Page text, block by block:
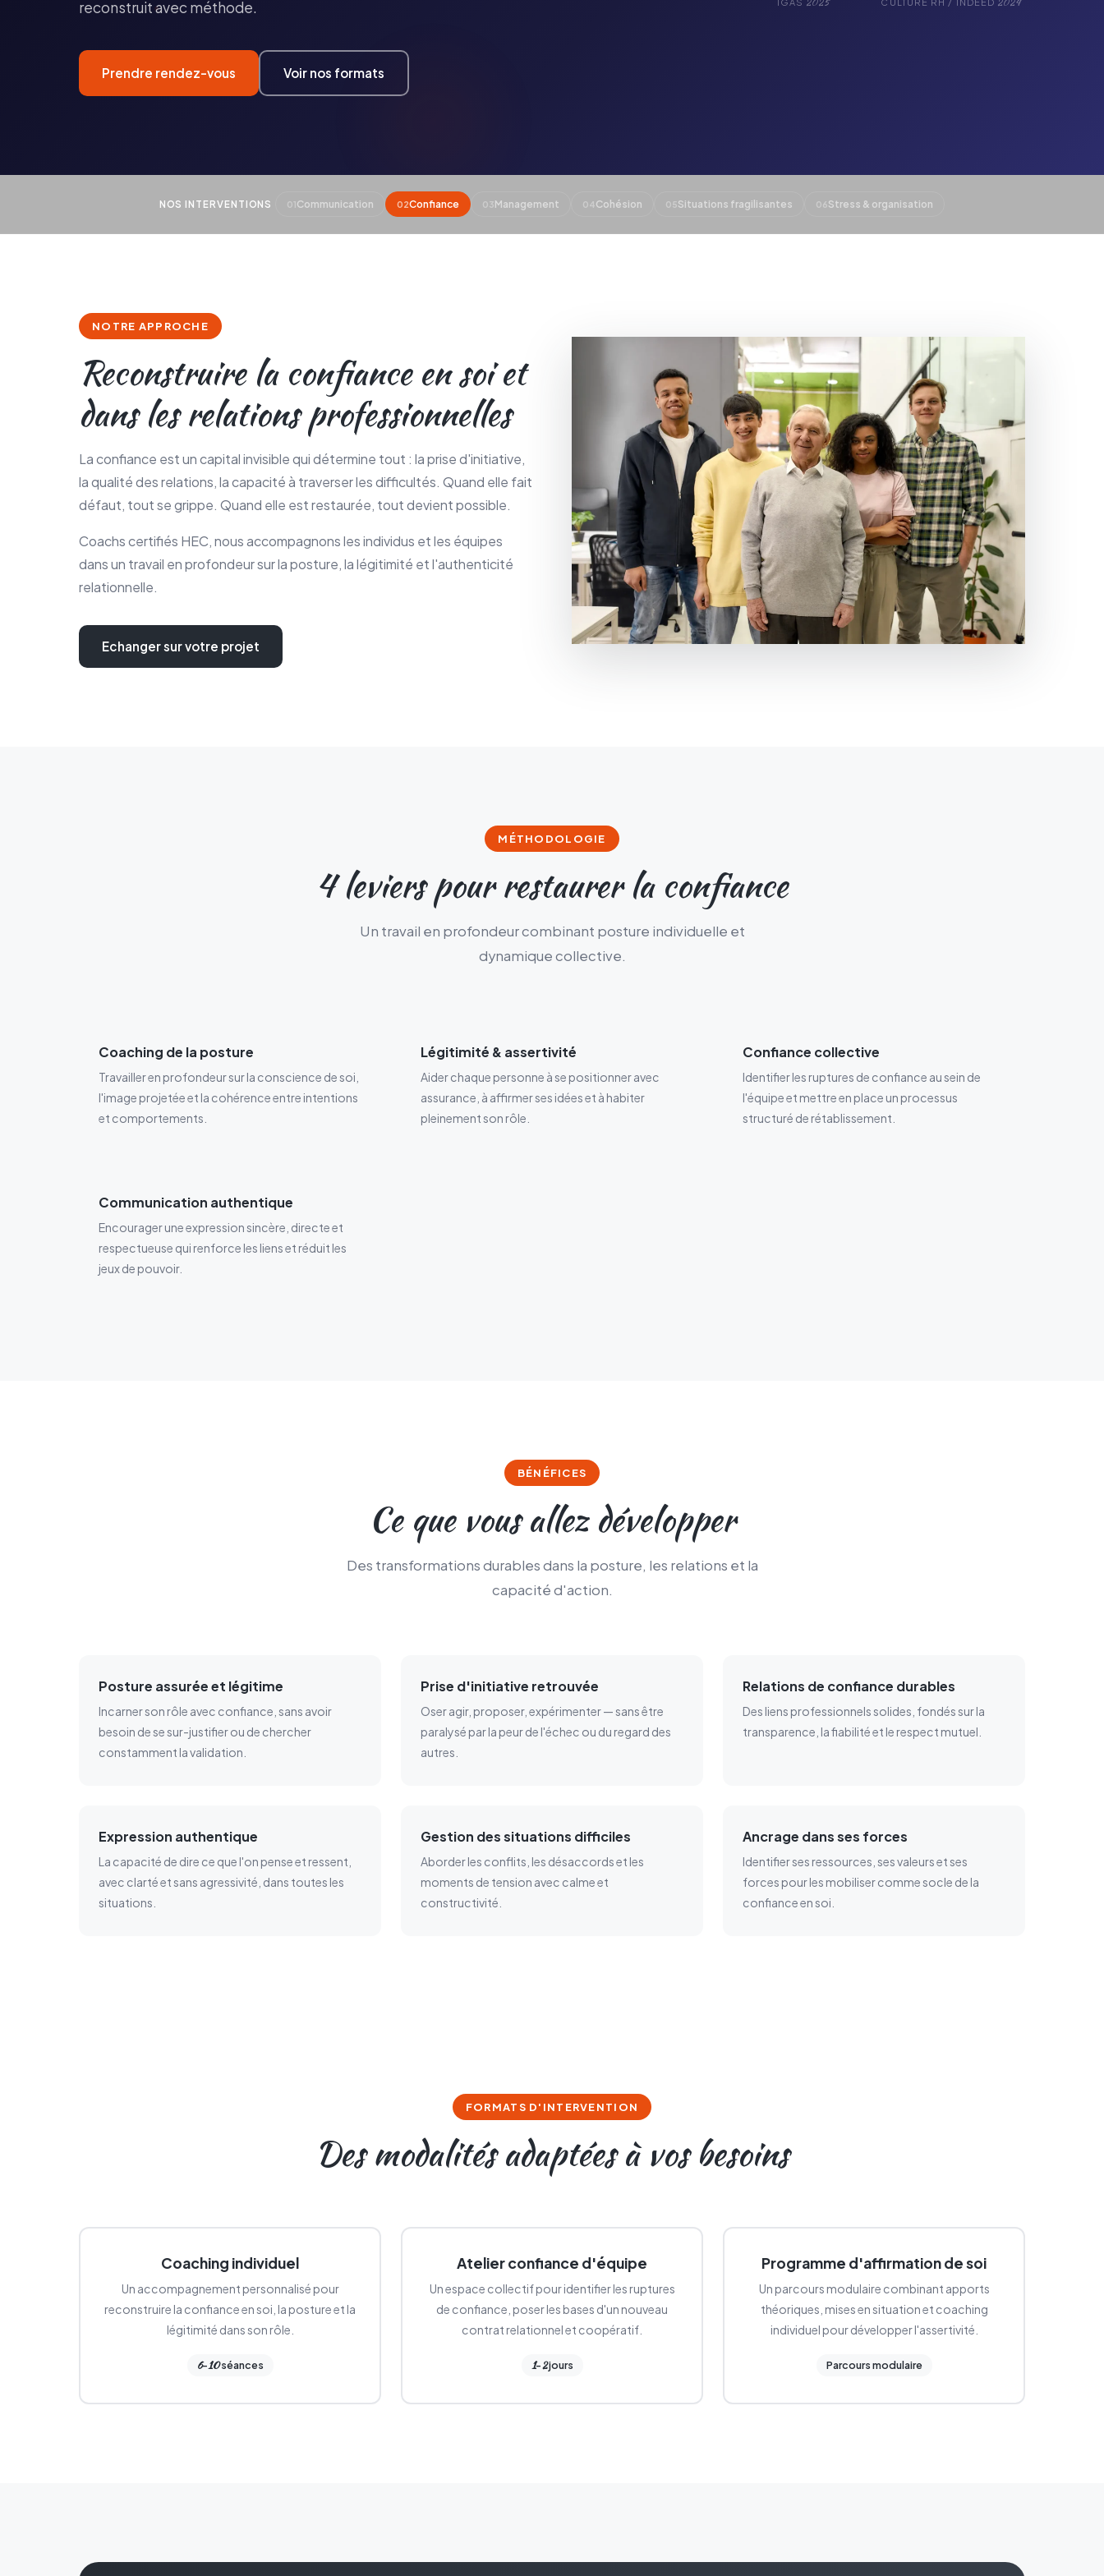
reconstruit avec méthode.
Prendre rendez-vous Voir nos formats
NOS INTERVENTIONS 01Communication 02Confiance 03Management 04Cohésion 05Situations fragilisantes 06Stress & organisation
NOTRE APPROCHE
Reconstruire la confiance en soi et
dans les relations professionnelles
La confiance est un capital invisible qui détermine tout : la prise d'initiative,
la qualité des relations, la capacité à traverser les difficultés. Quand elle fait
défaut, tout se grippe. Quand elle est restaurée, tout devient possible.
Coachs certifiés HEC, nous accompagnons les individus et les équipes
dans un travail en profondeur sur la posture, la légitimité et l'authenticité
relationnelle.
Echanger sur votre projet
MÉTHODOLOGIE
4leviers pour restaurer la confiance
Un travail en profondeur combinant posture individuelle et
dynamique collective.
Coaching de la posture
Travailler en profondeur sur la conscience de soi,
l'image projetée et la cohérence entre intentions
et comportements.
Légitimité & assertivité
Aider chaque personne à se positionner avec
assurance, à affirmer ses idées et à habiter
pleinement son rôle.
Confiance collective
Identifier les ruptures de confiance au sein de
l'équipe et mettre en place un processus
structuré de rétablissement.
Communication authentique
Encourager une expression sincère, directe et
respectueuse qui renforce les liens et réduit les
jeux de pouvoir.
BÉNÉFICES
Ce que vous allez développer
Des transformations durables dans la posture, les relations et la
capacité d'action.
Posture assurée et légitime
Incarner son rôle avec confiance, sans avoir
besoin de se sur-justifier ou de chercher
constamment la validation.
Prise d'initiative retrouvée
Oser agir, proposer, expérimenter — sans être
paralysé par la peur de l'échec ou du regard des
autres.
Relations de confiance durables
Des liens professionnels solides, fondés sur la
transparence, la fiabilité et le respect mutuel.
Expression authentique
La capacité de dire ce que l'on pense et ressent,
avec clarté et sans agressivité, dans toutes les
situations.
Gestion des situations difficiles
Aborder les conflits, les désaccords et les
moments de tension avec calme et
constructivité.
Ancrage dans ses forces
Identifier ses ressources, ses valeurs et ses
forces pour les mobiliser comme socle de la
confiance en soi.
FORMATS D'INTERVENTION
Des modalités adaptées à vos besoins
Coaching individuel
Un accompagnement personnalisé pour
reconstruire la confiance en soi, la posture et la
légitimité dans son rôle.
6-10séances
Atelier confiance d'équipe
Un espace collectif pour identifier les ruptures
de confiance, poser les bases d'un nouveau
contrat relationnel et coopératif.
1-2jours
Programme d'affirmation de soi
Un parcours modulaire combinant apports
théoriques, mises en situation et coaching
individuel pour développer l'assertivité.
Parcours modulaire